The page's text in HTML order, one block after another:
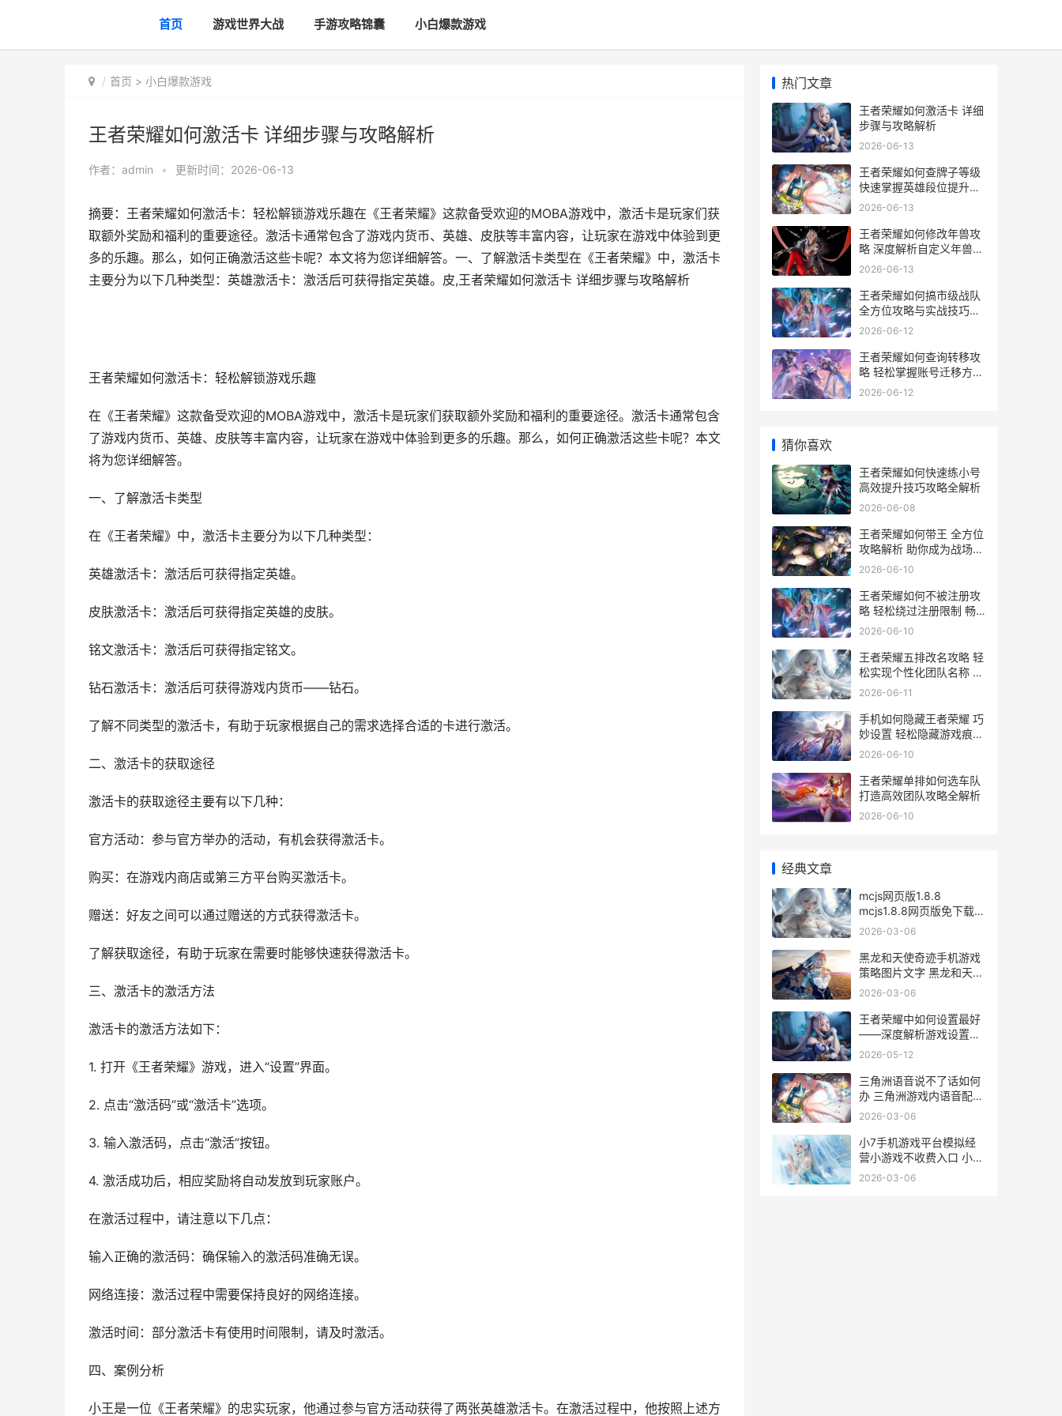
首页 游戏世界大战 手游攻略锦囊 小白爆款游戏
首页 > 小白爆款游戏
王者荣耀如何激活卡 详细步骤与攻略解析
作者： admin • 更新时间：2026-06-13
摘要：王者荣耀如何激活卡：轻松解锁游戏乐趣在《王者荣耀》这款备受欢迎的MOBA游戏中，激活卡是玩家们获
取额外奖励和福利的重要途径。激活卡通常包含了游戏内货币、英雄、皮肤等丰富内容，让玩家在游戏中体验到更
多的乐趣。那么，如何正确激活这些卡呢？本文将为您详细解答。一、了解激活卡类型在《王者荣耀》中，激活卡
主要分为以下几种类型：英雄激活卡：激活后可获得指定英雄。皮,王者荣耀如何激活卡 详细步骤与攻略解析
王者荣耀如何激活卡：轻松解锁游戏乐趣
在《王者荣耀》这款备受欢迎的MOBA游戏中，激活卡是玩家们获取额外奖励和福利的重要途径。激活卡通常包含
了游戏内货币、英雄、皮肤等丰富内容，让玩家在游戏中体验到更多的乐趣。那么，如何正确激活这些卡呢？本文
将为您详细解答。
一、了解激活卡类型
在《王者荣耀》中，激活卡主要分为以下几种类型：
英雄激活卡：激活后可获得指定英雄。
皮肤激活卡：激活后可获得指定英雄的皮肤。
铭文激活卡：激活后可获得指定铭文。
钻石激活卡：激活后可获得游戏内货币——钻石。
了解不同类型的激活卡，有助于玩家根据自己的需求选择合适的卡进行激活。
二、激活卡的获取途径
激活卡的获取途径主要有以下几种：
官方活动：参与官方举办的活动，有机会获得激活卡。
购买：在游戏内商店或第三方平台购买激活卡。
赠送：好友之间可以通过赠送的方式获得激活卡。
了解获取途径，有助于玩家在需要时能够快速获得激活卡。
三、激活卡的激活方法
激活卡的激活方法如下：
1. 打开《王者荣耀》游戏，进入“设置”界面。
2. 点击“激活码”或“激活卡”选项。
3. 输入激活码，点击“激活”按钮。
4. 激活成功后，相应奖励将自动发放到玩家账户。
在激活过程中，请注意以下几点：
输入正确的激活码：确保输入的激活码准确无误。
网络连接：激活过程中需要保持良好的网络连接。
激活时间：部分激活卡有使用时间限制，请及时激活。
四、案例分析
小王是一位《王者荣耀》的忠实玩家，他通过参与官方活动获得了两张英雄激活卡。在激活过程中，他按照上述方
热门文章
王者荣耀如何激活卡 详细
步骤与攻略解析
2026-06-13
王者荣耀如何查牌子等级
快速掌握英雄段位提升技
巧指南
2026-06-13
王者荣耀如何修改年兽攻
略 深度解析自定义年兽的
技巧与玩法
2026-06-13
王者荣耀如何搞市级战队
全方位攻略与实战技巧解
析
2026-06-12
王者荣耀如何查询转移攻
略 轻松掌握账号迁移方法
详解
2026-06-12
猜你喜欢
王者荣耀如何快速练小号
高效提升技巧攻略全解析
2026-06-08
王者荣耀如何带王 全方位
攻略解析 助你成为战场王
者
2026-06-10
王者荣耀如何不被注册攻
略 轻松绕过注册限制 畅
玩无阻
2026-06-10
王者荣耀五排改名攻略 轻
松实现个性化团队名称 告
别单调
2026-06-11
手机如何隐藏王者荣耀 巧
妙设置 轻松隐藏游戏痕迹
攻略
2026-06-10
王者荣耀单排如何选车队
打造高效团队攻略全解析
2026-06-10
经典文章
mcjs网页版1.8.8
mcjs1.8.8网页版免下载玩
mc网页版网址
2026-03-06
黑龙和天使奇迹手机游戏
策略图片文字 黑龙和天使
策略锦集 黑龙与天使官方
2026-03-06
王者荣耀中如何设置最好
——深度解析游戏设置优
化技巧
2026-05-12
三角洲语音说不了话如何
办 三角洲游戏内语音配置
和问题修复 三角洲最新版
2026-03-06
小7手机游戏平台模拟经
营小游戏不收费入口 小7
手游平台app
2026-03-06